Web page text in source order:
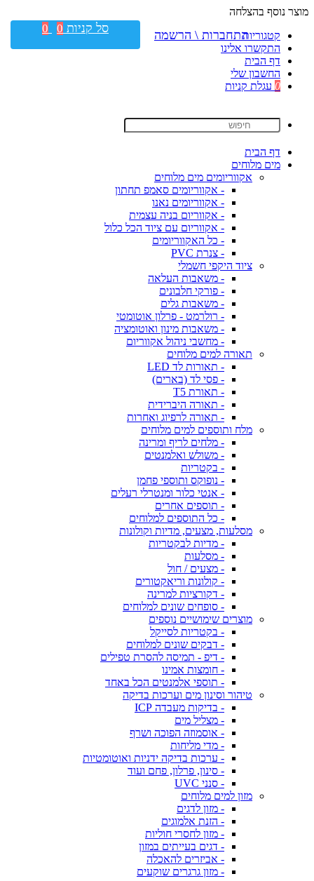
מוצר נוסף בהצלחה
קטגוריות
התקשרו אלינו
דף הבית
החשבון שלי
0 עגלת קניות
דף הבית
מים מלוחים
אקווריומים מים מלוחים
- אקווריומים סאמפ תחתון
- אקווריומים נאנו
- אקווריום בניה עצמית
- אקווריום עם ציוד הכל כלול
- כל האקווריומים
- צנרת PVC
ציוד היקפי חשמלי
- משאבות העלאה
- פורקי חלבונים
- משאבות גלים
- רולרמט - פרלון אוטומטי
- משאבות מינון ואוטומציה
- מחשבי ניהול אקווריום
תאורה למים מלוחים
- תאורות לד LED
- פסי לד (בארים)
- תאורת T5
- תאורה היברידית
- תאורה לרפיוג ואחרות
מלח ותוספים למים מלוחים
- מלחים לריף ומרינה
- משולש ואלמנטים
- בקטריות
- נופוקס ותוספי פחמן
- אנטי כלור ומנטרלי רעלים
- תוספים אחרים
- כל התוספים למלוחים
מסלעות, מצעים, מדיות וקולונות
- מדיות לבקטריות
- מסלעות
- מצעים / חול
- קולונות וריאקטורים
- דקורציות למרינה
- סופחים שונים למלוחים
מוצרים שימושיים נוספים
- בקטריות לסייקל
- דבקים שונים למלוחים
- דיפ - תמיסה להסרת טפילים
- חומצות אמינו
- תוספי אלמנטים הכל באחד
טיהור וסינון מים וערכות בדיקה
- בדיקות מעבדה ICP
- מצליל מים
- אוסמוזה הפוכה ושרף
- מדי מליחות
- ערכות בדיקה ידניות ואוטומטיות
- סינון, פרלון, פחם ועוד
- סנני UVC
מזון למים מלוחים
- מזון לדגים
- הזנת אלמוגים
- מזון לחסרי חוליות
- דגים בעייתים במזון
- אביזרים להאכלה
- מזון גרגרים שוקעים
התחברות \ הרשמה סל קניות 0
0